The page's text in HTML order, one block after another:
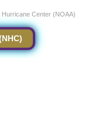
Hurricane Center (NOAA)